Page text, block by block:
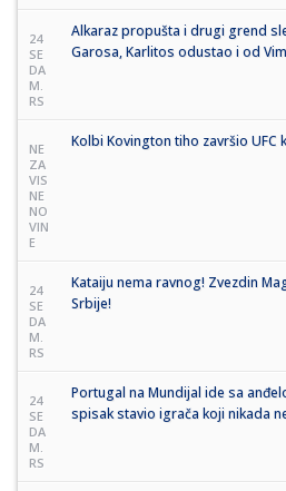
24
SE
DA
M.
RS
Alkaraz propušta i drugi grend
Garosa, Karlitos odustao i od
NE
ZA
VIS
NE
NO
VIN
E
Kolbi Kovington tiho završio UFC
24
SE
DA
M.
RS
Kataiju nema ravnog! Zvezdin
Srbije!
24
SE
DA
M.
RS
Portugal na Mundijal ide sa
spisak stavio igrača koji nikada